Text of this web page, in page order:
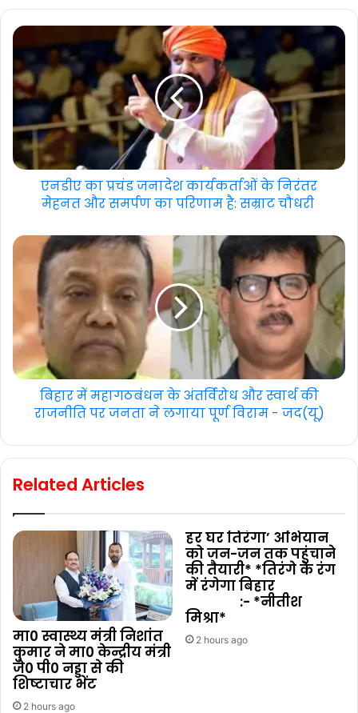
एनडीए का प्रचंड जनादेश कार्यकर्ताओं के निरंतर
मेहनत और समर्पण का परिणाम है: सम्राट चौधरी
बिहार में महागठबंधन के अंतर्विरोध और स्वार्थ की
राजनीति पर जनता ने लगाया पूर्ण विराम - जद(यू)
Related Articles
मा0 स्वास्थ्य मंत्री निशांत
कुमार ने मा0 केन्द्रीय मंत्री
जे0 पी0 नड्डा से की
शिष्टाचार भेंट
2 hours ago
हर घर तिरंगा’ अभियान
को जन-जन तक पहुंचाने
की तैयारी* *तिरंगे के रंग
में रंगेगा बिहार
:- *नीतीश
मिश्रा*
2 hours ago